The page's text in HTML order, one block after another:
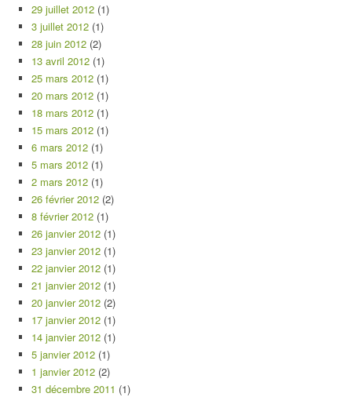
29 juillet 2012 (1)
3 juillet 2012 (1)
28 juin 2012 (2)
13 avril 2012 (1)
25 mars 2012 (1)
20 mars 2012 (1)
18 mars 2012 (1)
15 mars 2012 (1)
6 mars 2012 (1)
5 mars 2012 (1)
2 mars 2012 (1)
26 février 2012 (2)
8 février 2012 (1)
26 janvier 2012 (1)
23 janvier 2012 (1)
22 janvier 2012 (1)
21 janvier 2012 (1)
20 janvier 2012 (2)
17 janvier 2012 (1)
14 janvier 2012 (1)
5 janvier 2012 (1)
1 janvier 2012 (2)
31 décembre 2011 (1)